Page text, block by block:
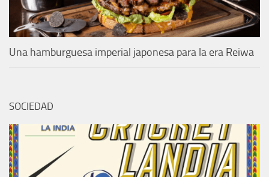
Una hamburguesa imperial japonesa para la era Reiwa
SOCIEDAD